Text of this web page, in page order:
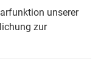
unserer
zur